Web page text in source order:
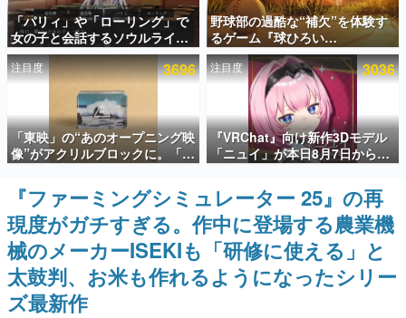
アプリセール情報
インタビュー
連載・特集一覧
殿堂入り記事
SNS拡散数が数千以上！ ページビュー数万以上！ などな
ど。多くの人々に読まれた、電ファミ渾身の“殿堂入り”記
事をまとめました。
ゲームの企画書
名作ゲームクリエイターの方々に製作時のエピソードをお
聞きし、ヒットする企画（ゲーム）とは何か？を探ってい
きます。
赫本
この物語を解いてはいけない。『赫本』は、〈試験問題〉
「パリィ」や「ローリング」で
女の子と会話するソウルライク
恋愛ゲーム『小早川さんはソウ
ルライク』無料公開。返事に失
敗すると「YOU DIED」
野球部の過酷な“補欠”を体験す
るゲーム『球ひろい
Simulator』が「1件」のウィッ
シュリストをもとにチェコ語に
対応しSNSで話題に。『キング
ダム・カム』開発元やチェコの
プロ野球選手から称賛の声
注目度 3696
「東映」の“あのオープニング映
像”がアクリルブロックに。「東
映ヒストリカル グッズコレクシ
ョン」が8月下旬より発売
注目度 3036
『VRChat』向け新作3Dモデル
「ニュイ」が本日8月7日から
BOOTHにて発売。瞳に光る星
や感情豊かな表情が、小悪魔か
わいい
『ファーミングシミュレーター 25』の再
現度がガチすぎる。作中に登場する農業機
械のメーカーISEKIも「研修に使える」と
太鼓判、お米も作れるようになったシリー
ズ最新作